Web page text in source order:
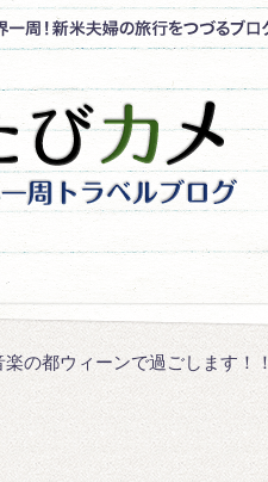
の都ウィーンで過ごします！！